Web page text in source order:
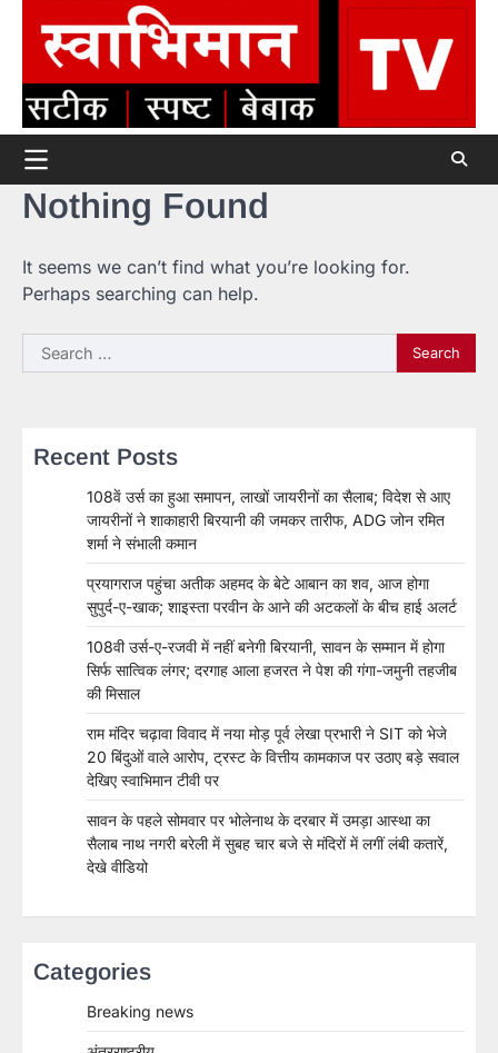
content
Nothing Found
It seems we can’t find what you’re looking for.
Perhaps searching can help.
Search
for:
Recent Posts
108वें उर्स का हुआ समापन, लाखों जायरीनों का सैलाब; विदेश से आए
जायरीनों ने शाकाहारी बिरयानी की जमकर तारीफ, ADG जोन रमित
शर्मा ने संभाली कमान
प्रयागराज पहुंचा अतीक अहमद के बेटे आबान का शव, आज होगा
सुपुर्द-ए-खाक; शाइस्ता परवीन के आने की अटकलों के बीच हाई अलर्ट
108वी उर्स-ए-रजवी में नहीं बनेगी बिरयानी, सावन के सम्मान में होगा
सिर्फ सात्विक लंगर; दरगाह आला हजरत ने पेश की गंगा-जमुनी तहजीब
की मिसाल
राम मंदिर चढ़ावा विवाद में नया मोड़ पूर्व लेखा प्रभारी ने SIT को भेजे
20 बिंदुओं वाले आरोप, ट्रस्ट के वित्तीय कामकाज पर उठाए बड़े सवाल
देखिए स्वाभिमान टीवी पर
सावन के पहले सोमवार पर भोलेनाथ के दरबार में उमड़ा आस्था का
सैलाब नाथ नगरी बरेली में सुबह चार बजे से मंदिरों में लगीं लंबी कतारें,
देखे वीडियो
Categories
Breaking news